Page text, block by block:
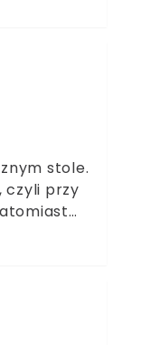
stole.
czyli przy